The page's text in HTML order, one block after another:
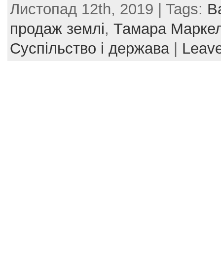
c
e
b
itt
er
er
e
st
ai
l
ar
e
Листопад 12th, 2019 | Tags:
продаж землі, Тамара
Суспільство і держава|